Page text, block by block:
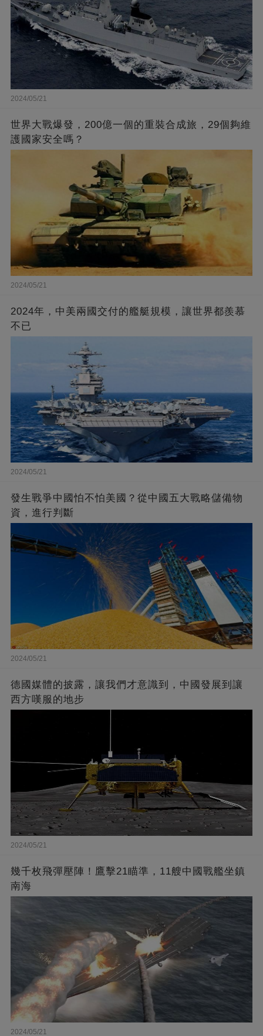
2024/05/21
世界大戰爆發，200億一個的重裝合成旅，29個夠維
護國家安全嗎？
2024/05/21
2024年，中美兩國交付的艦艇規模，讓世界都羨慕
不已
2024/05/21
發生戰爭中國怕不怕美國？從中國五大戰略儲備物
資，進行判斷
2024/05/21
德國媒體的披露，讓我們才意識到，中國發展到讓
西方嘆服的地步
2024/05/21
幾千枚飛彈壓陣！鷹擊21瞄準，11艘中國戰艦坐鎮
南海
2024/05/21